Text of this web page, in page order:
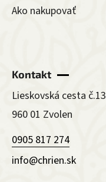
Ako nakupovať
Kontakt
Lieskovská cesta č.13
960 01 Zvolen
0905 817 274
info@chrien.sk